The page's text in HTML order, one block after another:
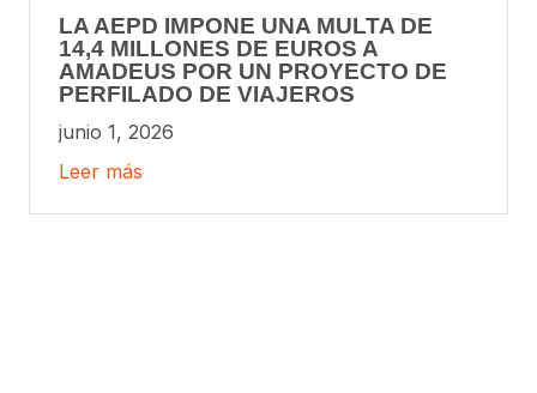
LA AEPD IMPONE UNA MULTA DE
14,4 MILLONES DE EUROS A
AMADEUS POR UN PROYECTO DE
PERFILADO DE VIAJEROS
junio 1, 2026
Leer más